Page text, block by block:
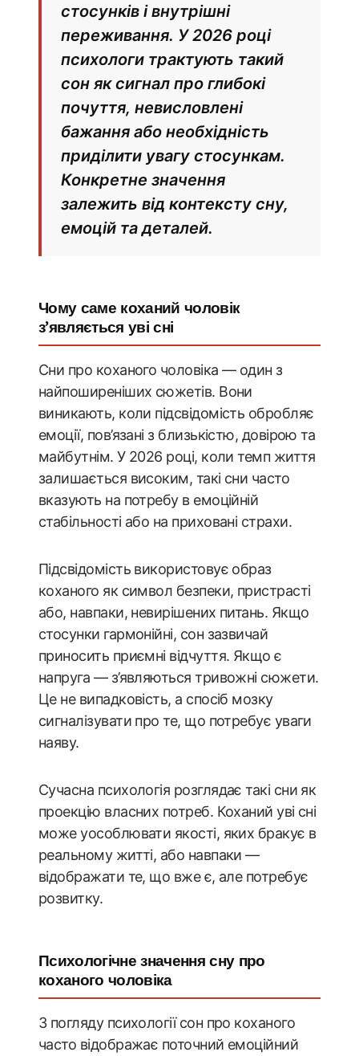
стосунків і внутрішні
переживання. У 2026 році
психологи трактують такий
сон як сигнал про глибокі
почуття, невисловлені
бажання або необхідність
приділити увагу стосункам.
Конкретне значення
залежить від контексту сну,
емоцій та деталей.
Чому саме коханий чоловік
з’являється уві сні
Сни про коханого чоловіка — один з
найпоширеніших сюжетів. Вони
виникають, коли підсвідомість обробляє
емоції, пов’язані з близькістю, довірою та
майбутнім. У 2026 році, коли темп життя
залишається високим, такі сни часто
вказують на потребу в емоційній
стабільності або на приховані страхи.
Підсвідомість використовує образ
коханого як символ безпеки, пристрасті
або, навпаки, невирішених питань. Якщо
стосунки гармонійні, сон зазвичай
приносить приємні відчуття. Якщо є
напруга — з’являються тривожні сюжети.
Це не випадковість, а спосіб мозку
сигналізувати про те, що потребує уваги
наяву.
Сучасна психологія розглядає такі сни як
проекцію власних потреб. Коханий уві сні
може уособлювати якості, яких бракує в
реальному житті, або навпаки —
відображати те, що вже є, але потребує
розвитку.
Психологічне значення сну про
коханого чоловіка
З погляду психології сон про коханого
часто відображає поточний емоційний